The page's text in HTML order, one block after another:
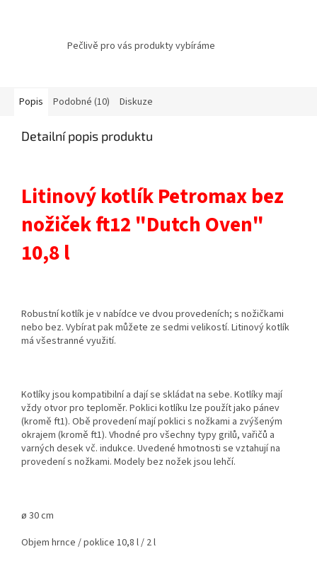
Pečlivě pro vás produkty vybíráme
Popis Podobné (10) Diskuze
Detailní popis produktu
Litinový kotlík Petromax bez
nožiček ft12 "Dutch Oven"
10,8 l
Robustní kotlík je v nabídce ve dvou provedeních; s nožičkami
nebo bez. Vybírat pak můžete ze sedmi velikostí. Litinový kotlík
má všestranné využití.
Kotlíky jsou kompatibilní a dají se skládat na sebe. Kotlíky mají
vždy otvor pro teploměr. Poklici kotlíku lze použít jako pánev
(kromě ft1). Obě provedení mají poklici s nožkami a zvýšeným
okrajem (kromě ft1). Vhodné pro všechny typy grilů, vařičů a
varných desek vč. indukce. Uvedené hmotnosti se vztahují na
provedení s nožkami. Modely bez nožek jsou lehčí.
ø 30 cm
Objem hrnce / poklice 10,8 l / 2 l